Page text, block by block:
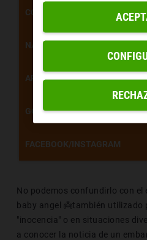
CÓDIGO
NAVEGADOR
APPLE
GOOGLE/ANDROID
FACEBOOK/INSTAGRAM
No podemos confundirlo con el
baby angel 👼también utilizado
"inocencia" o en situaciones
a conocer la noticia de un